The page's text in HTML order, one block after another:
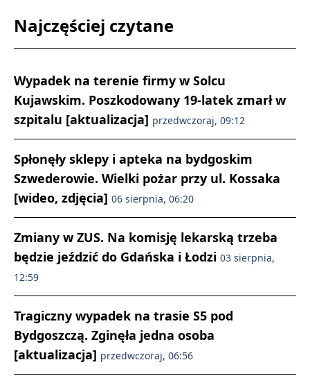
Najczęściej czytane
Wypadek na terenie firmy w Solcu
Kujawskim. Poszkodowany 19-latek zmarł w
szpitalu [aktualizacja] przedwczoraj, 09:12
Spłonęły sklepy i apteka na bydgoskim
Szwederowie. Wielki pożar przy ul. Kossaka
[wideo, zdjęcia] 06 sierpnia, 06:20
Zmiany w ZUS. Na komisję lekarską trzeba
będzie jeździć do Gdańska i Łodzi 03 sierpnia,
12:59
Tragiczny wypadek na trasie S5 pod
Bydgoszczą. Zginęła jedna osoba
[aktualizacja] przedwczoraj, 06:56